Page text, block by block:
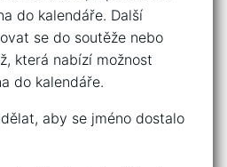
do kalendáře. Další
se do soutěže nebo
která nabízí možnost
do kalendáře.
aby se jméno dostalo